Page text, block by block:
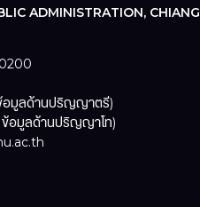
ADMINISTRATION, CHIANG
อมูลด้านปริญญาตรี)
อมูลด้านปริญญาโท)